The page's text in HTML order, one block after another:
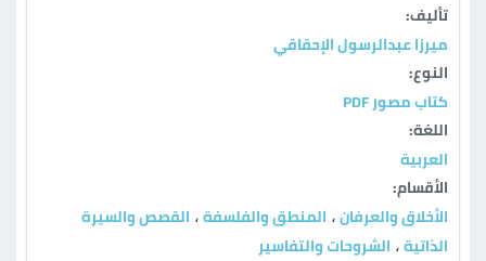
تأليف:
ميرزا عبدالرسول الإحقاقي
النوع:
كتاب مصور PDF
اللغة:
العربية
الأقسام:
الأخلاق والعرفان ، المنطق والفلسفة ، القصص والسيرة
الذاتية ، الشروحات والتفاسير